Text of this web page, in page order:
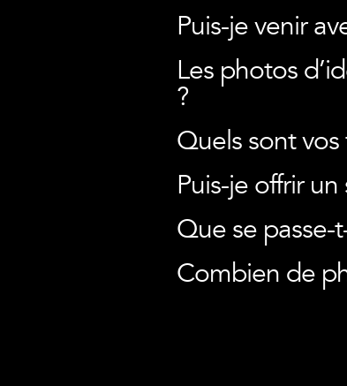
Puis-je venir
Les photos
?
Quels sont
Puis-je offrir
Que se passe-
Combien de